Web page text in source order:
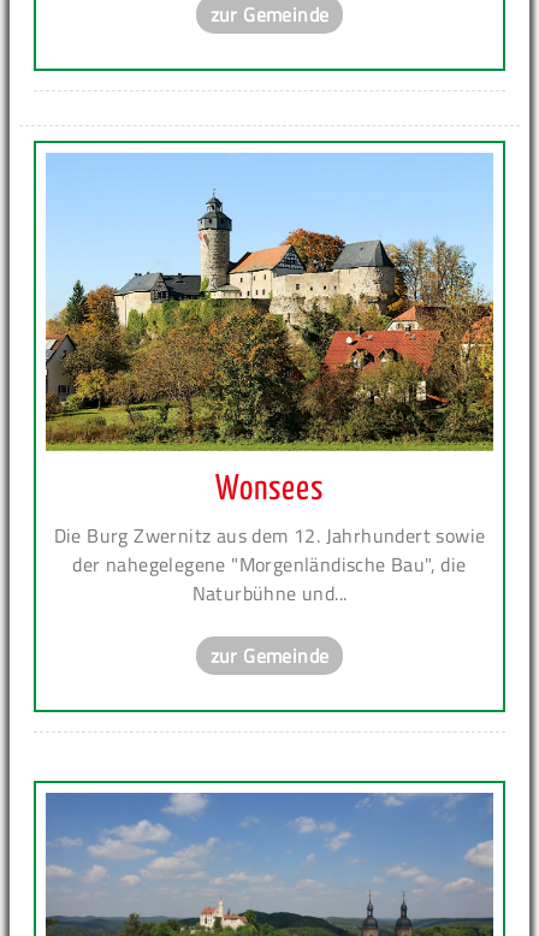
zur Gemeinde
Wonsees
Die Burg Zwernitz aus dem 12. Jahrhundert sowie
der nahegelegene "Morgenländische Bau", die
Naturbühne und...
zur Gemeinde